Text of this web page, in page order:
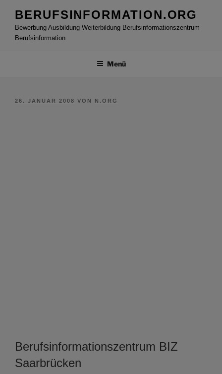
Inhalt
springen
BERUFSINFORMATION.ORG
Bewerbung Ausbildung Weiterbildung Berufsinformationszentrum
Berufsinformation
Menü
VERÖFFENTLICHT
26. JANUAR 2008 VON N.ORG
Berufsinformationszentrum BIZ
Saarbrücken